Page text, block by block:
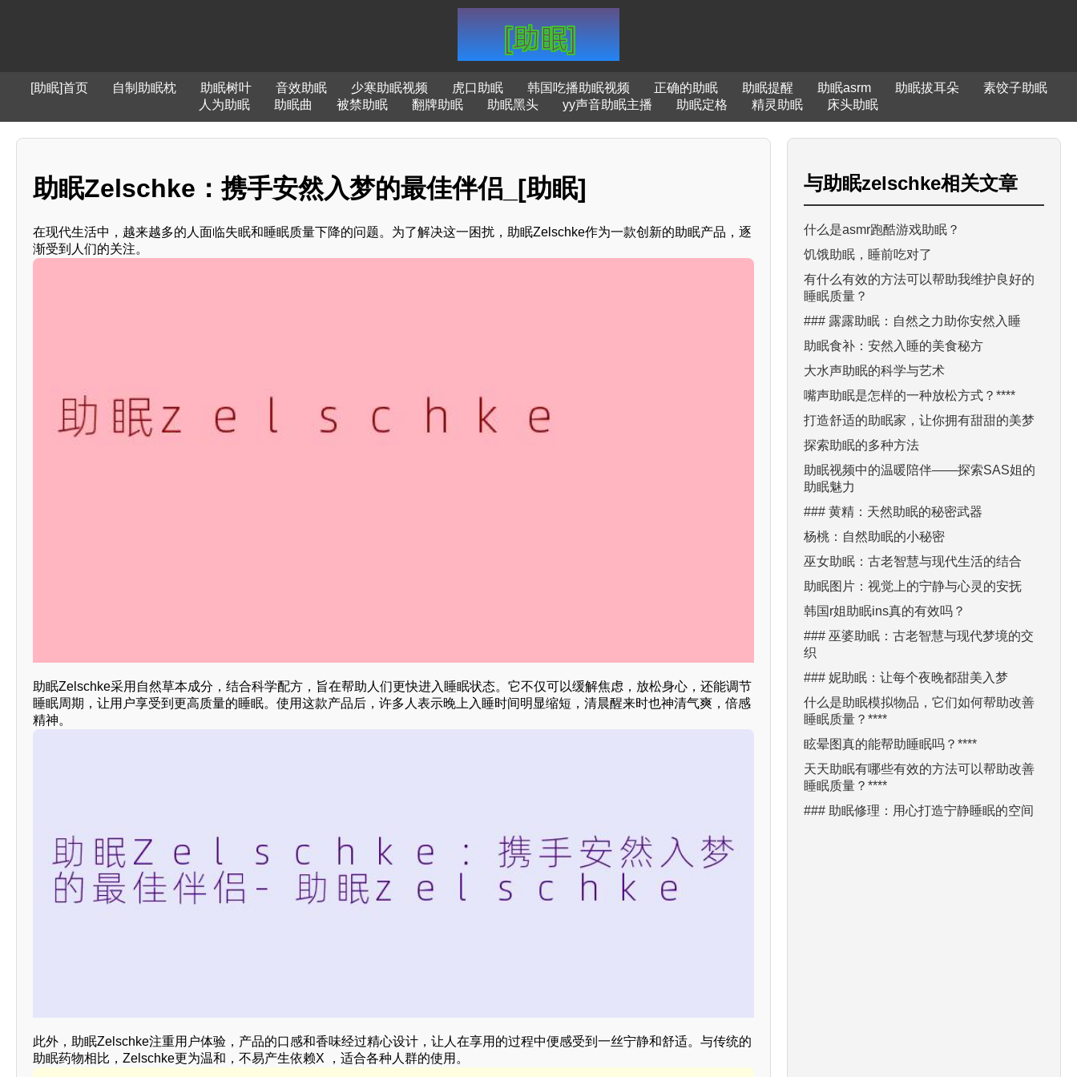
[助眠]首页 自制助眠枕 助眠树叶 音效助眠 少寒助眠视频 虎口助眠 韩国吃播助眠视频 正确的助眠 助眠提醒 助眠asrm 助眠拔耳朵
素饺子助眠
人为助眠
助眠曲 被禁助眠 翻牌助眠 助眠黑头 yy声音助眠主播 助眠定格 精灵助眠 床头助眠
助眠Zelschke：携手安然入梦的最佳伴侣_[助眠]
在现代生活中，越来越多的人面临失眠和睡眠质量下降的问题。为了解决这一困扰，助眠Zelschke作为一款创新的助眠产品，逐
渐受到人们的关注。
助眠Zelschke采用自然草本成分，结合科学配方，旨在帮助人们更快进入睡眠状态。它不仅可以缓解焦虑，放松身心，还能调节
睡眠周期，让用户享受到更高质量的睡眠。使用这款产品后，许多人表示晚上入睡时间明显缩短，清晨醒来时也神清气爽，倍感
精神。
此外，助眠Zelschke注重用户体验，产品的口感和香味经过精心设计，让人在享用的过程中便感受到一丝宁静和舒适。与传统的
助眠药物相比，Zelschke更为温和，不易产生依赖X ，适合各种人群的使用。
与助眠zelschke相关文章
什么是asmr跑酷游戏助眠？
饥饿助眠，睡前吃对了
有什么有效的方法可以帮助我维护良好的
睡眠质量？
### 露露助眠：自然之力助你安然入睡
助眠食补：安然入睡的美食秘方
大水声助眠的科学与艺术
嘴声助眠是怎样的一种放松方式？****
打造舒适的助眠家，让你拥有甜甜的美梦
探索助眠的多种方法
助眠视频中的温暖陪伴——探索SAS姐的
助眠魅力
### 黄精：天然助眠的秘密武器
杨桃：自然助眠的小秘密
巫女助眠：古老智慧与现代生活的结合
助眠图片：视觉上的宁静与心灵的安抚
韩国r姐助眠ins真的有效吗？
### 巫婆助眠：古老智慧与现代梦境的交
织
### 妮助眠：让每个夜晚都甜美入梦
什么是助眠模拟物品，它们如何帮助改善
睡眠质量？****
眩晕图真的能帮助睡眠吗？****
天天助眠有哪些有效的方法可以帮助改善
睡眠质量？****
### 助眠修理：用心打造宁静睡眠的空间